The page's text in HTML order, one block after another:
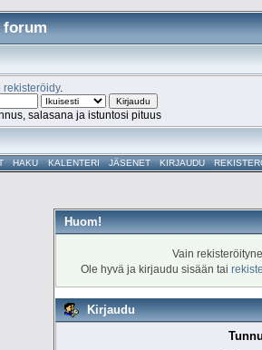
forum
rekisteröidy.
salasana ja istuntosi pituus
HAKU KALENTERI JÄSENET KIRJAUDU
Huom!
Vain
Ole hyvä ja kirjaudu sisään tai
Kirjaudu